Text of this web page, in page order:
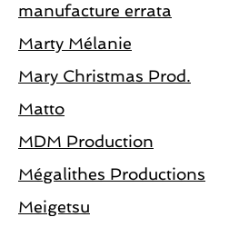
manufacture errata
Marty Mélanie
Mary Christmas Prod.
Matto
MDM Production
Mégalithes Productions
Meigetsu